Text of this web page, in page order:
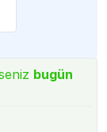
bugün